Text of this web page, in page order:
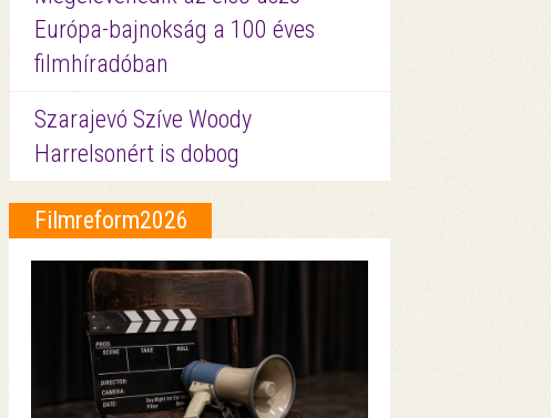
Európa-bajnokság a 100 éves
filmhíradóban
Szarajevó Szíve Woody
Harrelsonért is dobog
Filmreform2026